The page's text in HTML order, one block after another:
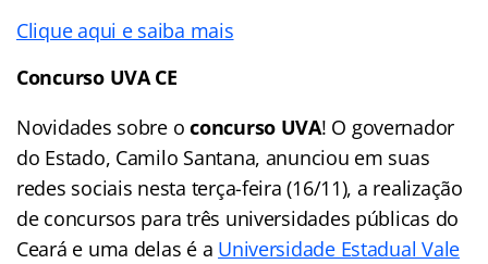
Clique aqui e saiba mais
Concurso UVA CE
Novidades sobre oconcurso UVA! O governador
do Estado, Camilo Santana, anunciou em suas
redes sociais nesta terça-feira (16/11), a realização
de concursos para três universidades públicas do
Ceará e uma delas é a Universidade Estadual Vale